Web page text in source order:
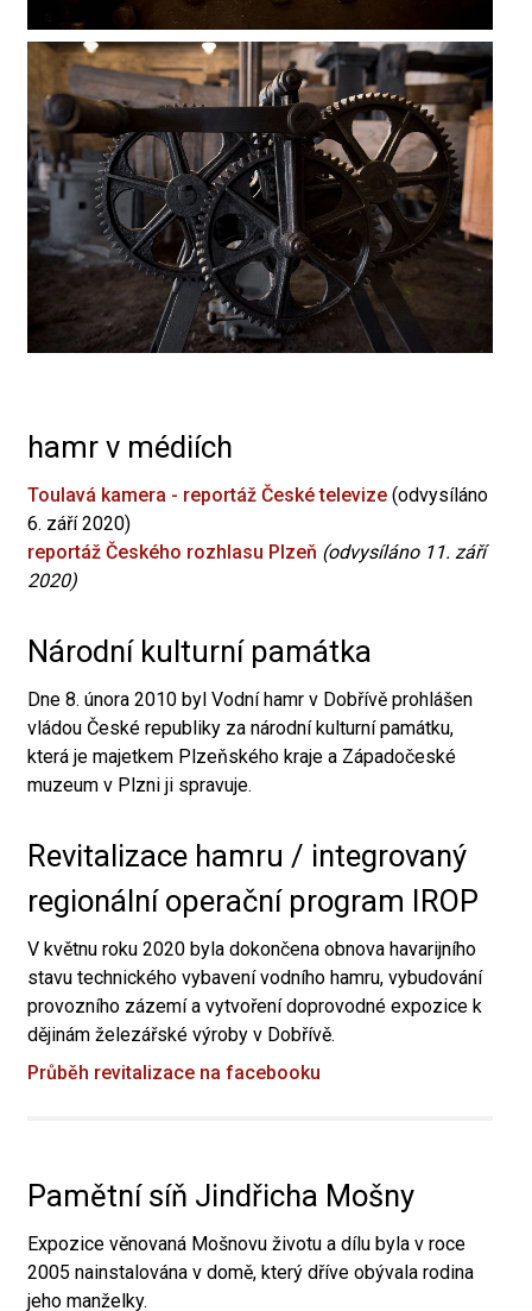
hamr v médiích
Toulavá kamera - reportáž České televize (odvysíláno
6. září 2020)
reportáž Českého rozhlasu Plzeň (odvysíláno 11. září
2020)
Národní kulturní památka
Dne 8. února 2010 byl Vodní hamr v Dobřívě prohlášen
vládou České republiky za národní kulturní památku,
která je majetkem Plzeňského kraje a Západočeské
muzeum v Plzni ji spravuje.
Revitalizace hamru / integrovaný
regionální operační program IROP
V květnu roku 2020 byla dokončena obnova havarijního
stavu technického vybavení vodního hamru, vybudování
provozního zázemí a vytvoření doprovodné expozice k
dějinám železářské výroby v Dobřívě.
Průběh revitalizace na facebooku
Pamětní síň Jindřicha Mošny
Expozice věnovaná Mošnovu životu a dílu byla v roce
2005 nainstalována v domě, který dříve obývala rodina
jeho manželky.